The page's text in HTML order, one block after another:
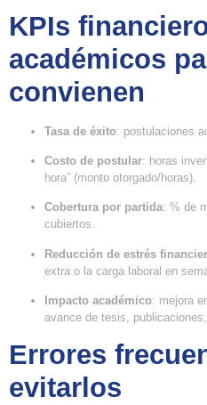
KPIs
académicos
convienen
Tasa de éxito: postulaciones
Costo de postular: horas
hora” (monto otorgado/horas).
Cobertura por partida: % de
cubiertos.
Reducción de estrés
extra o la carga laboral en
Impacto académico: mejora
avance de tesis,
Errores
evitarlos